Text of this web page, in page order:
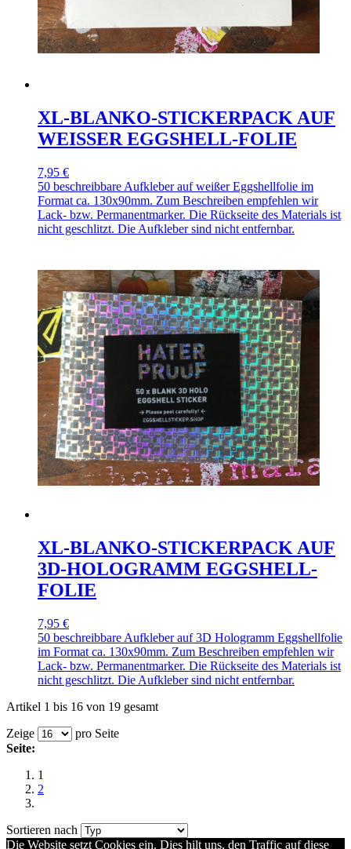
XL-BLANKO-STICKERPACK AUF
WEISSER EGGSHELL-FOLIE
7,95 €
50 beschreibbare Aufkleber auf weißer Eggshellfolie im
Format ca. 130x90mm. Zum Beschreiben empfehlen wir
Lack- bzw. Permanentmarker. Die Rückseite des Materials ist
nicht geschlitzt. Die Aufkleber sind nicht entfernbar.
XL-BLANKO-STICKERPACK AUF
3D-HOLOGRAMM EGGSHELL-
FOLIE
7,95 €
50 beschreibbare Aufkleber auf 3D Hologramm Eggshellfolie
im Format ca. 130x90mm. Zum Beschreiben empfehlen wir
Lack- bzw. Permanentmarker. Die Rückseite des Materials ist
nicht geschlitzt. Die Aufkleber sind nicht entfernbar.
Artikel 1 bis 16 von 19 gesamt
Zeige
pro Seite
Seite:
1
2
Sortieren nach
Die Website setzt Cookies ein. Dies hilt uns, den Traffic auf diese